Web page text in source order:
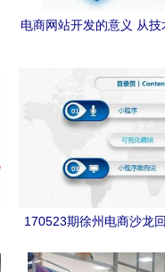
电商网站开发的意义 从
170523期徐州电商沙龙